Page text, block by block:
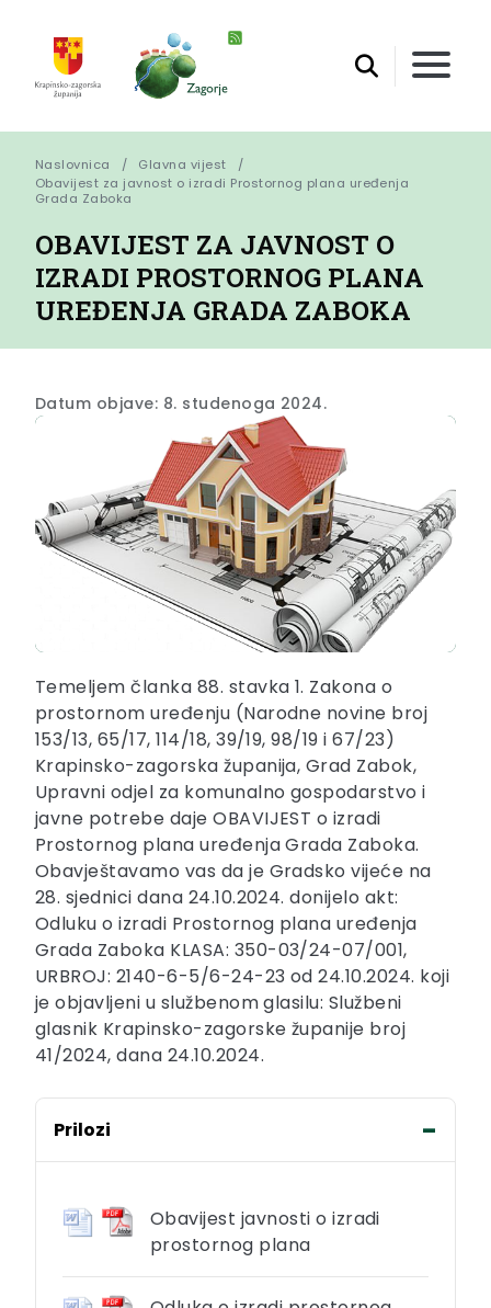
Naslovnica
Glavna vijest
Obavijest za javnost o izradi Prostornog plana uređenja
Grada Zaboka
OBAVIJEST ZA JAVNOST O
IZRADI PROSTORNOG PLANA
UREĐENJA GRADA ZABOKA
Datum objave: 8. studenoga 2024.
Temeljem članka 88. stavka 1. Zakona o
prostornom uređenju (Narodne novine broj
153/13, 65/17, 114/18, 39/19, 98/19 i 67/23)
Krapinsko-zagorska županija, Grad Zabok,
Upravni odjel za komunalno gospodarstvo i
javne potrebe daje OBAVIJEST o izradi
Prostornog plana uređenja Grada Zaboka.
Obavještavamo vas da je Gradsko vijeće na
28. sjednici dana 24.10.2024. donijelo akt:
Odluku o izradi Prostornog plana uređenja
Grada Zaboka KLASA: 350-03/24-07/001,
URBROJ: 2140-6-5/6-24-23 od 24.10.2024. koji
je objavljeni u službenom glasilu: Službeni
glasnik Krapinsko-zagorske županije broj
41/2024, dana 24.10.2024.
Prilozi
Obavijest javnosti o izradi
prostornog plana